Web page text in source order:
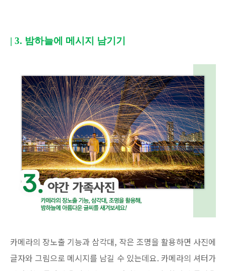
| 3. 밤하늘에 메시지 남기기
카메라의 장노출 기능과 삼각대, 작은 조명을 활용하면 사진에
글자와 그림으로 메시지를 남길 수 있는데요. 카메라의 셔터가